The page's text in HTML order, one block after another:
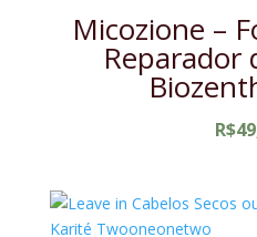
Micozione –
Reparador
R$